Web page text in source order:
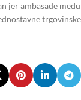
jer ambasade među
trgovinske